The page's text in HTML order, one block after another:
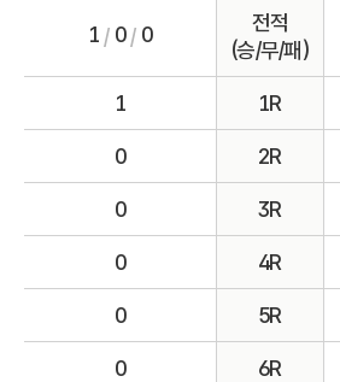
전적
(승/무/패)
1 /0/0
1R
1
2R
0
3R
0
4R
0
5R
0
6R
0